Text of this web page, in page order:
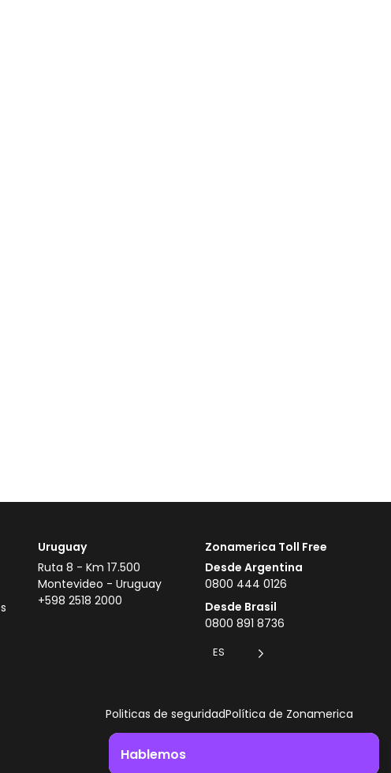
Uruguay
Ruta 8 - Km 17.500
Montevideo - Uruguay
+598 2518 2000
Zonamerica Toll Free
Desde Argentina
0800 444 0126
Desde Brasil
0800 891 8736
ES
Politicas de seguridadPolítica de Zonamerica
Hablemos